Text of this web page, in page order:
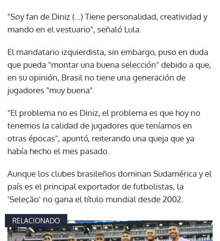
"Soy fan de Diniz (...) Tiene personalidad, creatividad y
mando en el vestuario", señaló Lula.
El mandatario izquierdista, sin embargo, puso en duda
que pueda "montar una buena selección" debido a que,
en su opinión, Brasil no tiene una generación de
jugadores "muy buena".
"El problema no es Diniz, el problema es que hoy no
tenemos la calidad de jugadores que teníamos en
otras épocas", apuntó, reiterando una queja que ya
había hecho el mes pasado.
Aunque los clubes brasileños dominan Sudamérica y el
país es el principal exportador de futbolistas, la
'Seleção' no gana el título mundial desde 2002.
RELACIONADO